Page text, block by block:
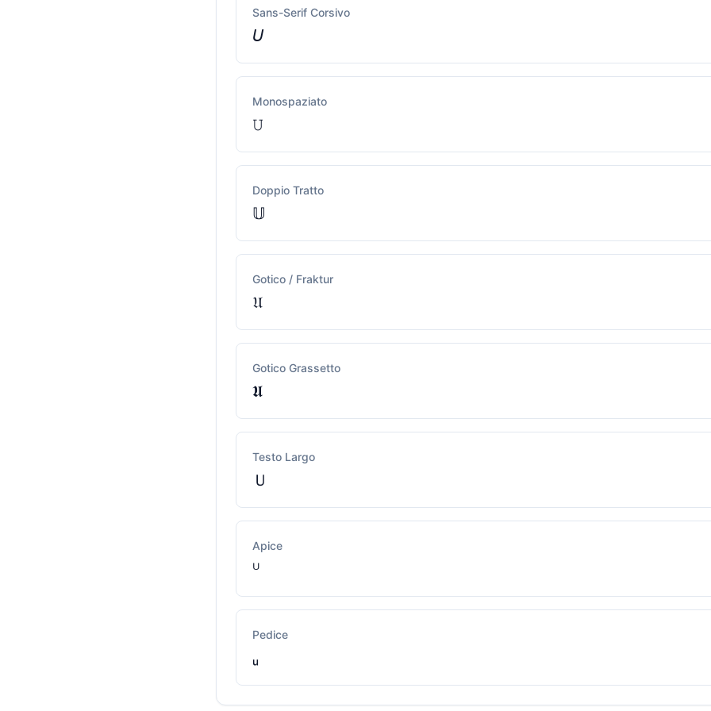
Sans-Serif Corsivo
𝘜
Monospaziato
𝚄
Doppio Tratto
𝕌
Gotico / Fraktur
𝔘
Gotico Grassetto
𝖀
Testo Largo
Ｕ
Apice
ᵁ
Pedice
ᵤ